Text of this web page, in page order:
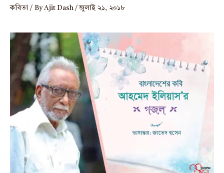
কবিতা / By Ajit Dash /জুলাই ২১, ২০১৮